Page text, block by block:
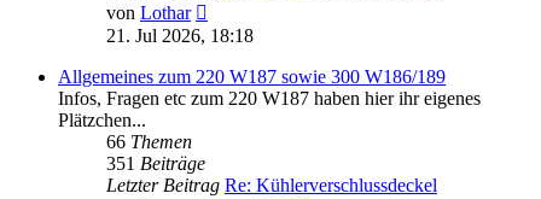
von Lothar
Beitrag
21. Jul 2026, 18:18
Allgemeines zum 220 W187 sowie 300 W186/189
Infos, Fragen etc zum 220 W187 haben hier ihr eigenes
Plätzchen...
66 Themen
351 Beiträge
Letzter Beitrag Re: Kühlerverschlussdeckel